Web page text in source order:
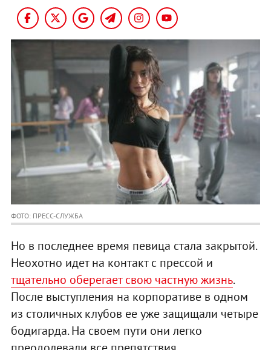
ФОТО: ПРЕСС-СЛУЖБА
Но в последнее время певица стала закрытой.
Неохотно идет на контакт с прессой и
тщательно оберегает свою частную жизнь.
После выступления на корпоративе в одном
из столичных клубов ее уже защищали четыре
бодигарда. На своем пути они легко